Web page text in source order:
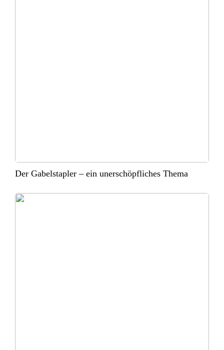
Der Gabelstapler – ein unerschöpfliches Thema